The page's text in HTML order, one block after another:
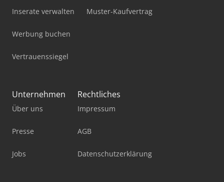
Inserate verwalten
Werbung buchen
Vertrauenssiegel
Muster-Kaufvertrag
Unternehmen
Über uns
Presse
Jobs
Rechtliches
Impressum
AGB
Datenschutzerklärung